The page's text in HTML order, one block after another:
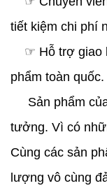
tiết kiệm chi phí
☞ Hỗ trợ giao
phẩm toàn quốc.
Sản phẩm
tưởng. Vì có
Cùng các sản
lượng vô cùng